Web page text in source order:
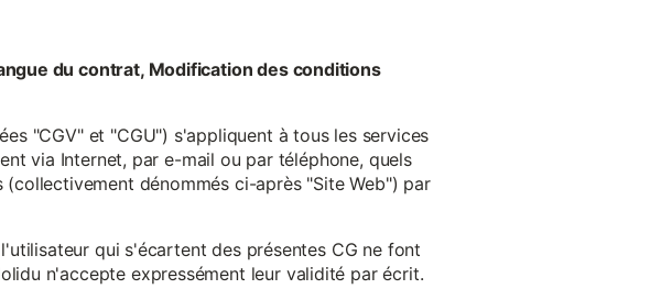
du contrat, Modification des conditions
"CGV" et "CGU") s'appliquent à tous les services
via Internet, par e-mail ou par téléphone, quels
dénommés ci-après "Site Web") par
qui s'écartent des présentes CG ne font
n'accepte expressément leur validité par écrit.